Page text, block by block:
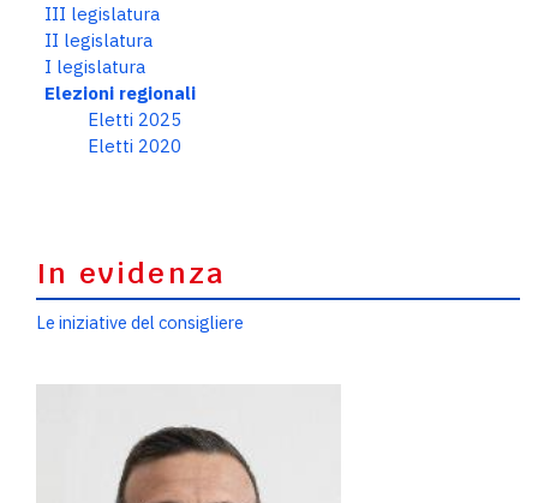
III legislatura
II legislatura
I legislatura
Elezioni regionali
Eletti 2025
Eletti 2020
In evidenza
Le iniziative del consigliere